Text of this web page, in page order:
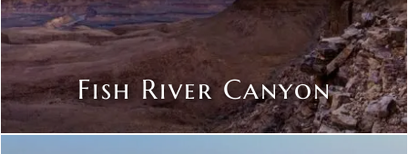
Fish River Canyon